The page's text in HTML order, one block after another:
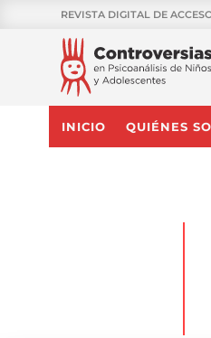
REVISTA DIGITAL DE
INICIO QUIÉNES